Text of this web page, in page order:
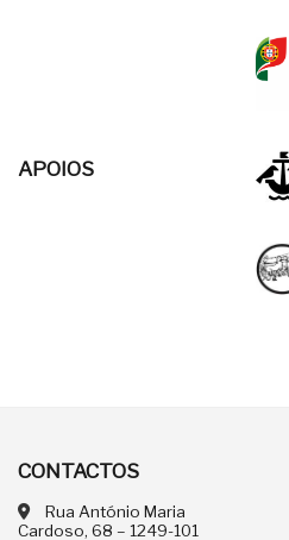
APOIOS
CONTACTOS
Rua António Maria
Cardoso, 68 – 1249-101